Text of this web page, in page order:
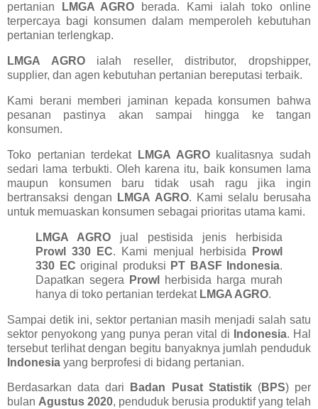
pertanian
LMGA AGRO berada. Kami ialah toko online
terpercaya bagi konsumen dalam memperoleh kebutuhan
pertanian terlengkap.
LMGA AGROialah reseller, distributor, dropshipper,
supplier, dan agen kebutuhan pertanian bereputasi terbaik.
Kami berani memberi jaminan kepada konsumen bahwa
pesanan pastinya akan sampai hingga ke tangan
konsumen.
Toko pertanian terdekat LMGA AGROkualitasnya sudah
sedari lama terbukti. Oleh karena itu, baik konsumen lama
maupun konsumen baru tidak usah ragu jika ingin
bertransaksi dengan
LMGA AGRO. Kami selalu berusaha
untuk memuaskan konsumen sebagai prioritas utama kami.
LMGA AGRO jual pestisida jenis herbisida
Prowl 330 EC. Kami menjual herbisida
Prowl
330 EC original produksi PT BASF Indonesia.
Dapatkan segera
Prowl
herbisida harga murah
hanya di toko pertanian terdekat LMGA AGRO.
Sampai detik ini, sektor pertanian masih menjadi salah satu
sektor penyokong yang punya peran vital di
Indonesia. Hal
tersebut terlihat dengan begitu banyaknya jumlah penduduk
Indonesia yang berprofesi di bidang pertanian.
Berdasarkan data dari Badan Pusat Statistik(BPS) per
bulan Agustus 2020, penduduk berusia produktif yang telah